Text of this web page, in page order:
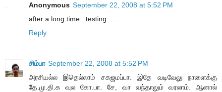
Anonymous September 22, 2008 at 5:52 PM
after a long time.. testing..........
Reply
சிம்பா September 22, 2008 at 5:52 PM
அரசியல்ல இதெல்லாம் சகஜமப்பா. இதே வடிவேலு நாளைக்கு
தே.மு.தி.க வுல கோ.பா. சே, வா வந்தாலும் வரலாம். ஆனால்